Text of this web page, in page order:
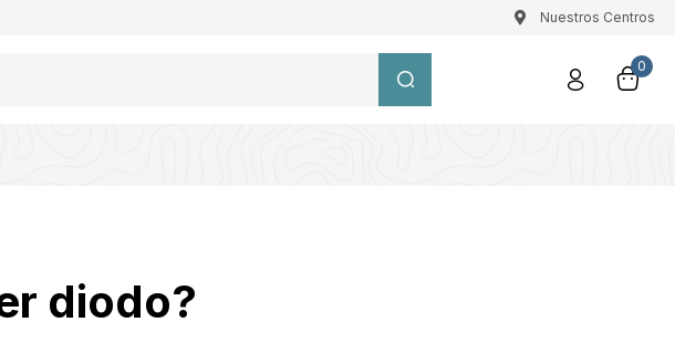
Nuestros Centros
0
diodo?